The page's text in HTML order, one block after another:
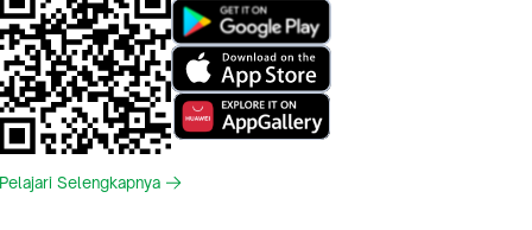
Pelajari Selengkapnya